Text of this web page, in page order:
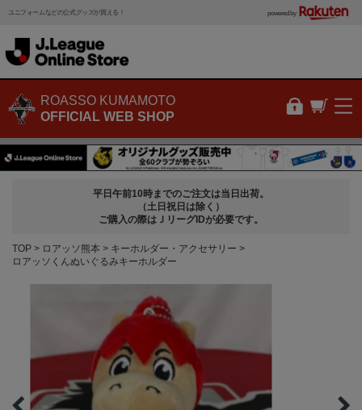
ユニフォームなどの公式グッズが買える！ powered by
ROASSO KUMAMOTO
OFFICIAL WEB SHOP
平日午前10時までのご注文は当日出荷。
（土日祝日は除く）
ご購入の際はＪリーグIDが必要です。
TOP ロアッソ熊本
キーホルダー・アクセサリー
ロアッソくんぬいぐるみキーホルダー